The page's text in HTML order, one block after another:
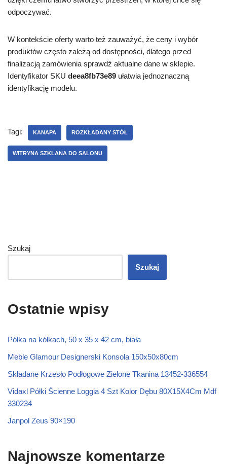
odpoczywać.
W kontekście oferty warto też zauważyć, że ceny i wybór
produktów często zależą od dostępności, dlatego przed
finalizacją zamówienia sprawdź aktualne dane w sklepie.
Identyfikator SKU deea8fb73e89 ułatwia jednoznaczną
identyfikację modelu.
Tagi: KANAPA ROZKŁADANY STÓŁ
WITRYNA SZKLANA DO SALONU
Szukaj
Szukaj
Ostatnie wpisy
Półka na kółkach, 50 x 35 x 42 cm, biała
Meble Glamour Designerski Konsola 150x50x80cm
Składane Krzesło Podłogowe Zielone Tkanina 13452-336554
Vidaxl Półki Ścienne Loggia 4 Szt Kolor Dębu 80X15X4Cm Mdf
330234
Janpol Zeus 90×190
Najnowsze komentarze